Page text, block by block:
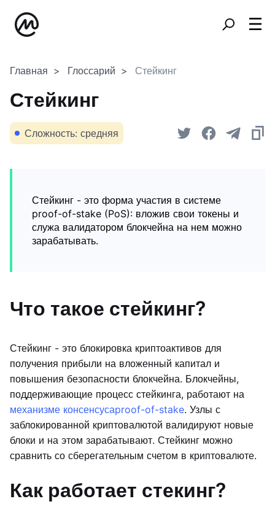
Главная Глоссарий Стейкинг
Стейкинг
Сложность: средняя
Стейкинг - это форма участия в системе
proof-of-stake (PoS): вложив свои токены и
служа валидатором блокчейна на нем можно
зарабатывать.
Что такое стейкинг?
Стейкинг - это блокировка криптоактивов для
получения прибыли на вложенный капитал и
повышения безопасности блокчейна. Блокчейны,
поддерживающие процесс стейкинга, работают на
механизме консенсусаproof-of-stake. Узлы с
заблокированной криптовалютой валидируют новые
блоки и на этом зарабатывают. Стейкинг можно
сравнить со сберегательным счетом в криптовалюте.
Как работает стекинг?